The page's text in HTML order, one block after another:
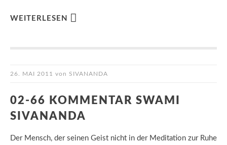
WEITERLESEN
26. MAI 2011 von SIVANANDA
02-66 KOMMENTAR SWAMI
SIVANANDA
Der Mensch, der seinen Geist nicht in der Meditation zur Ruhe